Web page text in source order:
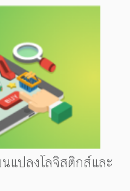
ถือว่าได้รับความนิยมและ
ฉพาะในด้านการส่งอาหาร เอกสาร ...
ปลงโลจิสติกส์และ